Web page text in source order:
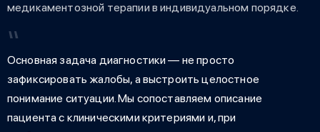
медикаментозной терапии в индивидуальном порядке.
Основная задача диагностики — не просто
зафиксировать жалобы, а выстроить целостное
понимание ситуации. Мы сопоставляем описание
пациента с клиническими критериями и, при